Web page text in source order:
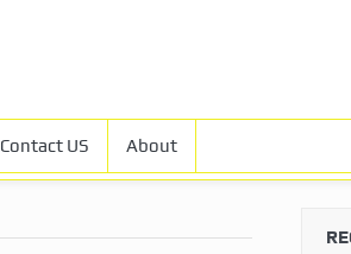
Contact US About